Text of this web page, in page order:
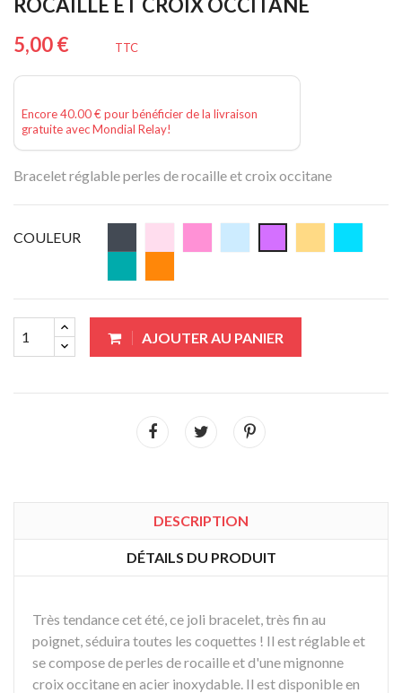
5,00 €
TTC
Encore 40.00 € pour bénéficier de la livraison
gratuite avec Mondial Relay!
Bracelet réglable perles de rocaille et croix occitane
COULEUR
AJOUTER AU PANIER
DESCRIPTION
DÉTAILS DU PRODUIT
Très tendance cet été, ce joli bracelet, très fin au
poignet, séduira toutes les coquettes ! Il est réglable et
se compose de perles de rocaille et d'une mignonne
croix occitane en acier inoxydable. Il est disponible en